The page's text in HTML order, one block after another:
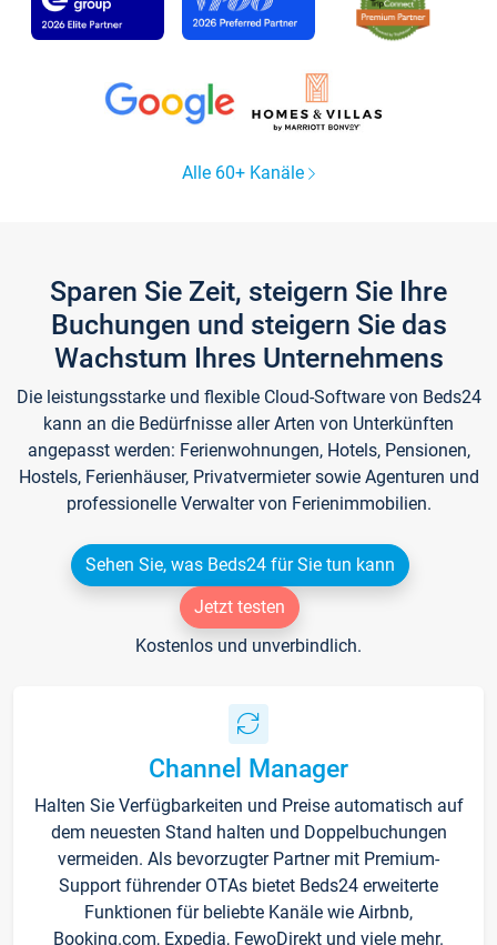
Alle 60+ Kanäle
Sparen Sie Zeit, steigern Sie Ihre
Buchungen und steigern Sie das
Wachstum Ihres Unternehmens
Die leistungsstarke und flexible Cloud-Software von Beds24
kann an die Bedürfnisse aller Arten von Unterkünften
angepasst werden: Ferienwohnungen, Hotels, Pensionen,
Hostels, Ferienhäuser, Privatvermieter sowie Agenturen und
professionelle Verwalter von Ferienimmobilien.
Sehen Sie, was Beds24 für Sie tun kann
Jetzt testen
Kostenlos und unverbindlich.
Channel Manager
Halten Sie Verfügbarkeiten und Preise automatisch auf
dem neuesten Stand halten und Doppelbuchungen
vermeiden. Als bevorzugter Partner mit Premium-
Support führender OTAs bietet Beds24 erweiterte
Funktionen für beliebte Kanäle wie Airbnb,
Booking.com, Expedia, FewoDirekt und viele mehr.